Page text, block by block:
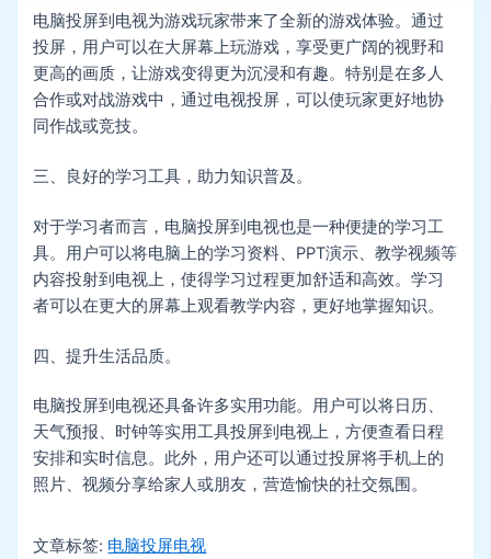
电脑投屏到电视为游戏玩家带来了全新的游戏体验。通过
投屏，用户可以在大屏幕上玩游戏，享受更广阔的视野和
更高的画质，让游戏变得更为沉浸和有趣。特别是在多人
合作或对战游戏中，通过电视投屏，可以使玩家更好地协
同作战或竞技。
三、良好的学习工具，助力知识普及。
对于学习者而言，电脑投屏到电视也是一种便捷的学习工
具。用户可以将电脑上的学习资料、PPT演示、教学视频等
内容投射到电视上，使得学习过程更加舒适和高效。学习
者可以在更大的屏幕上观看教学内容，更好地掌握知识。
四、提升生活品质。
电脑投屏到电视还具备许多实用功能。用户可以将日历、
天气预报、时钟等实用工具投屏到电视上，方便查看日程
安排和实时信息。此外，用户还可以通过投屏将手机上的
照片、视频分享给家人或朋友，营造愉快的社交氛围。
文章标签: 电脑投屏电视